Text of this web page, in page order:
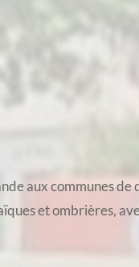
aux communes de
et ombrières,